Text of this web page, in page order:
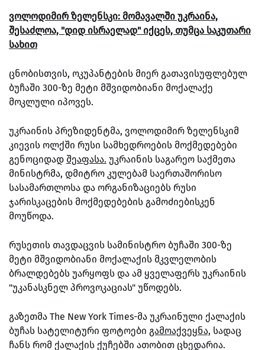
ვოლოდიმირ ზელენსკი: მომავალში უკრაინა,
შესაძლოა, "დიდ ისრაელად" იქცეს, თუმცა საკუთარი
სახით
ცნობისთვის, ოკუპანტების მიერ გათავისუფლებულ
ბუჩაში 300-ზე მეტი მშვიდობიანი მოქალაქე
მოკლული იპოვეს.
უკრაინის პრეზიდენტმა, ვოლოდიმირ ზელენსკიმ
კიევის ოლქში რუსი სამხედროების მოქმედებები
გენოციდად შეაფასა. უკრაინის საგარეო საქმეთა
მინისტრმა, დმიტრო კულებამ საერთაშორისო
სასამართლოსა და ორგანიზაციებს რუსი
ჯარისკაცების მოქმედებების გამოძიებისკენ
მოუწოდა.
რუსეთის თავდაცვის სამინისტრო ბუჩაში 300-ზე
მეტი მშვიდობიანი მოქალაქის მკვლელობის
ბრალდებებს უარყოფს და ამ ყველაფერს უკრაინის
"უკანასკნელ პროვოკაციას" უწოდებს.
გაზეთმა The New York Times-მა უკრაინული ქალაქის
ბუჩას სატელიტური ფოტოები გამოაქვეყნა, სადაც
ჩანს რომ ქალაქის ქუჩებში ათობით ცხედარია.